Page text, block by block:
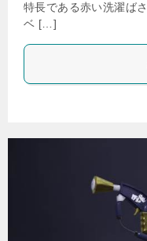
特長である赤い洗濯ば
ベ […]